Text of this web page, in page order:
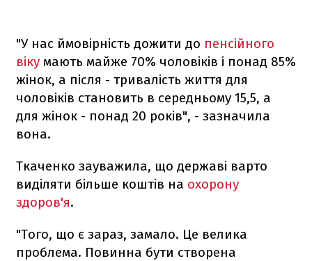
"У нас ймовірність дожити до пенсійного
віку мають майже 70% чоловіків і понад 85%
жінок, а після - тривалість життя для
чоловіків становить в середньому 15,5, а
для жінок - понад 20 років", - зазначила
вона.
Ткаченко зауважила, що державі варто
виділяти більше коштів на охорону
здоров'я.
"Того, що є зараз, замало. Це велика
проблема. Повинна бути створена